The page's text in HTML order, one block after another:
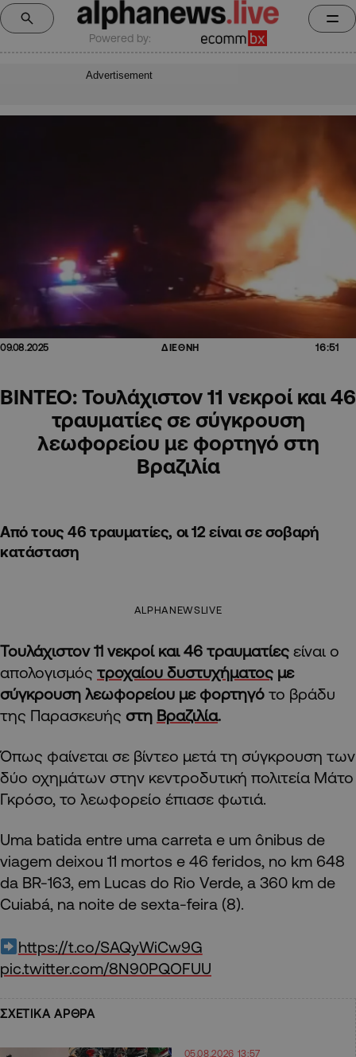
Powered by:
Advertisement
09.08.2025 ΔΙΕΘΝΗ 16:51
ΒΙΝΤΕΟ: Τουλάχιστον 11 νεκροί και 46
τραυματίες σε σύγκρουση
λεωφορείου με φορτηγό στη
Βραζιλία
Από τους 46 τραυματίες, οι 12 είναι σε σοβαρή
κατάσταση
ALPHANEWSLIVE
Τουλάχιστον 11 νεκροί και 46 τραυματίες είναι ο
απολογισμός τροχαίου δυστυχήματος με
σύγκρουση λεωφορείου με φορτηγό το βράδυ
της Παρασκευής στη Βραζιλία.
Όπως φαίνεται σε βίντεο μετά τη σύγκρουση των
δύο οχημάτων στην κεντροδυτική πολιτεία Μάτο
Γκρόσο, το λεωφορείο έπιασε φωτιά.
Uma batida entre uma carreta e um ônibus de
viagem deixou 11 mortos e 46 feridos, no km 648
da BR-163, em Lucas do Rio Verde, a 360 km de
Cuiabá, na noite de sexta-feira (8).
https://t.co/SAQyWiCw9G
pic.twitter.com/8N90PQOFUU
ΣΧΕΤΙΚΑ ΑΡΘΡΑ
05.08.2026 13:57